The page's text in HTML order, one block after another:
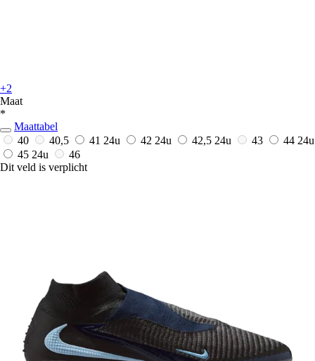
+2
Maat
*
Maattabel
40
40,5 41 24u 42 24u 42,5 24u 43 44 24u
45 24u
46
Dit veld is verplicht